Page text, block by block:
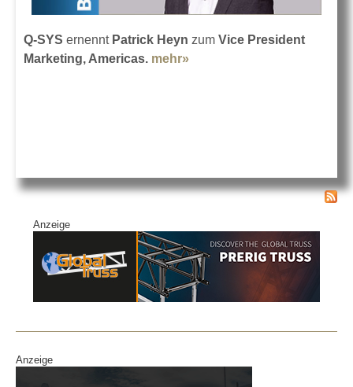
Q-SYS ernennt Patrick Heyn zum Vice President
Marketing, Americas. mehr»
Anzeige
Anzeige